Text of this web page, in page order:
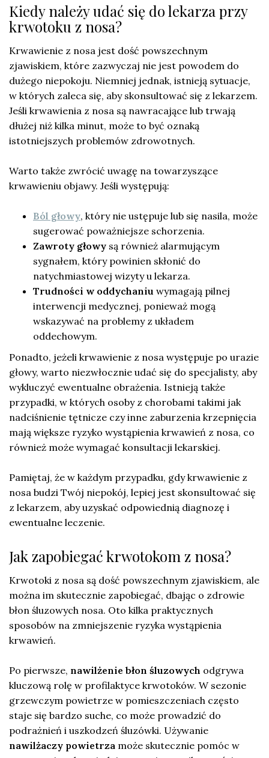
Kiedy należy udać się do lekarza przy
krwotoku z nosa?
Krwawienie z nosa jest dość powszechnym
zjawiskiem, które zazwyczaj nie jest powodem do
dużego niepokoju. Niemniej jednak, istnieją sytuacje,
w których zaleca się, aby skonsultować się z lekarzem.
Jeśli krwawienia z nosa są nawracające lub trwają
dłużej niż kilka minut, może to być oznaką
istotniejszych problemów zdrowotnych.
Warto także zwrócić uwagę na towarzyszące
krwawieniu objawy. Jeśli występują:
Ból głowy, który nie ustępuje lub się nasila, może
sugerować poważniejsze schorzenia.
Zawroty głowy są również alarmującym
sygnałem, który powinien skłonić do
natychmiastowej wizyty u lekarza.
Trudności w oddychaniu wymagają pilnej
interwencji medycznej, ponieważ mogą
wskazywać na problemy z układem
oddechowym.
Ponadto, jeżeli krwawienie z nosa występuje po urazie
głowy, warto niezwłocznie udać się do specjalisty, aby
wykluczyć ewentualne obrażenia. Istnieją także
przypadki, w których osoby z chorobami takimi jak
nadciśnienie tętnicze czy inne zaburzenia krzepnięcia
mają większe ryzyko wystąpienia krwawień z nosa, co
również może wymagać konsultacji lekarskiej.
Pamiętaj, że w każdym przypadku, gdy krwawienie z
nosa budzi Twój niepokój, lepiej jest skonsultować się
z lekarzem, aby uzyskać odpowiednią diagnozę i
ewentualne leczenie.
Jak zapobiegać krwotokom z nosa?
Krwotoki z nosa są dość powszechnym zjawiskiem, ale
można im skutecznie zapobiegać, dbając o zdrowie
błon śluzowych nosa. Oto kilka praktycznych
sposobów na zmniejszenie ryzyka wystąpienia
krwawień.
Po pierwsze, nawilżenie błon śluzowych odgrywa
kluczową rolę w profilaktyce krwotoków. W sezonie
grzewczym powietrze w pomieszczeniach często
staje się bardzo suche, co może prowadzić do
podrażnień i uszkodzeń śluzówki. Używanie
nawilżaczy powietrza może skutecznie pomóc w